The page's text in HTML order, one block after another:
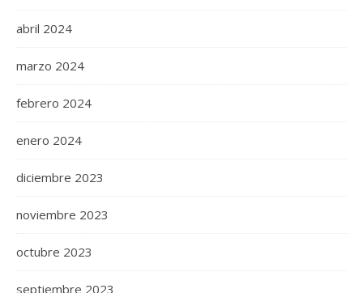
abril 2024
marzo 2024
febrero 2024
enero 2024
diciembre 2023
noviembre 2023
octubre 2023
septiembre 2023